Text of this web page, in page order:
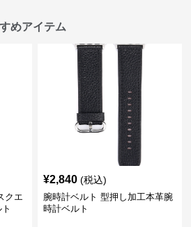
めアイテム
クエ
¥2,840 (税込)
腕時計ベルト 型押し加工本革腕
時計ベルト